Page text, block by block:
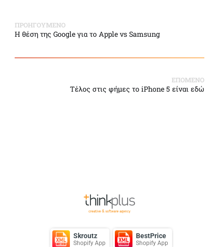
ΠΡΟΗΓΟΥΜΕΝΟ
Η θέση της Google για το Apple vs Samsung
ΕΠΟΜΕΝΟ
Τέλος στις φήμες το iPhone 5 είναι εδώ
Skroutz
Shopify App
BestPrice
Shopify App